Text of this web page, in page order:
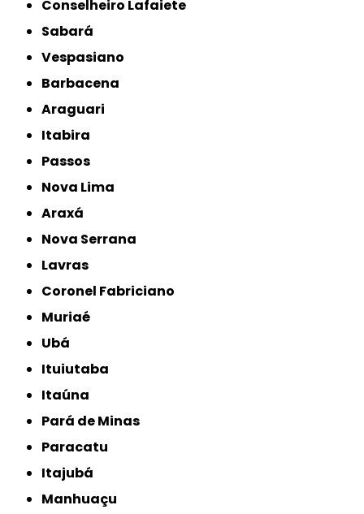
Conselheiro Lafaiete
Sabará
Vespasiano
Barbacena
Araguari
Itabira
Passos
Nova Lima
Araxá
Nova Serrana
Lavras
Coronel Fabriciano
Muriaé
Ubá
Ituiutaba
Itaúna
Pará de Minas
Paracatu
Itajubá
Manhuaçu